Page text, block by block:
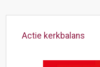
Actie kerkbalans